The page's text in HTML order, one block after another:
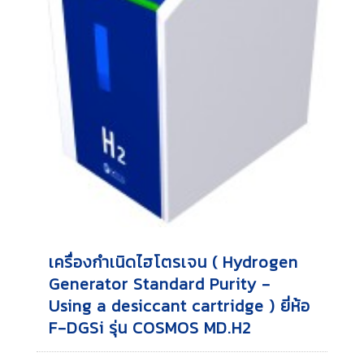
เครื่องกำเนิดไฮโตรเจน ( Hydrogen
Generator Standard Purity -
Using a desiccant cartridge ) ยี่ห้อ
F-DGSi รุ่น COSMOS MD.H2